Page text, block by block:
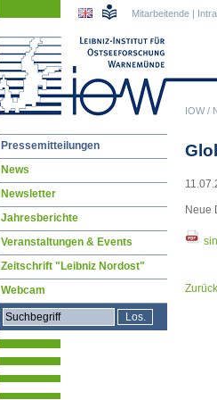
IOW/
Mitarbeitende |
Neue
Zurück
Navigation
Pressemitteilungen
News
Newsletter
Jahresberichte
Veranstaltungen & Events
Zeitschrift "Leibniz Nordost"
Webcam